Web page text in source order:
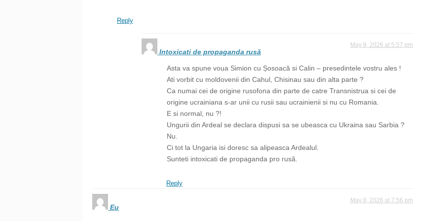
Reply
Intoxicati de propaganda rusă
May 9, 2026 at 5:57 pm
Asta va spune voua Simion cu Șosoacă si Calin – presedintele vostru ales !
Ati vorbit cu moldovenii din Cahul, Chisinau sau din alta parte ?
Ca numai cei de origine rusofona din parte de catre Transnistrua si cei de
origine ucrainiana s-ar unii cu rusii sau ucrainienii si nu cu Romania.
E si normal, nu ?!
Ungurii din Ardeal se declara dispusi sa se ubeasca cu Ukraina sau Sarbia ?
Nu.
Ci tot la Ungaria isi doresc sa alipeasca Ardealul.
Sunteti intoxicati de propaganda pro rusă.
Reply
Eu
May 8, 2026 at 7:56 pm